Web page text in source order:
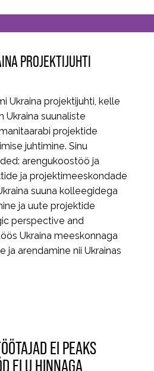
PROJEKTIJUHTI
Ukraina projektijuhti, kelle
Ukraina suunaliste
projektide
juhtimine. Sinu
arengukoostöö ja
ja projektimeeskondade
suuna kolleegidega
ja uute projektide
perspective and
Ukraina meeskonnaga
ja arendamine nii Ukrainas
EI PEAKS
ELU HINNAGA